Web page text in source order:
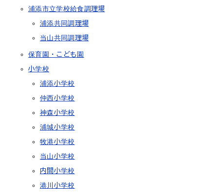
浦添市立学校給食調理場
浦添共同調理場
当山共同調理場
保育園・こども園
小学校
浦添小学校
仲西小学校
神森小学校
浦城小学校
牧港小学校
当山小学校
内間小学校
港川小学校